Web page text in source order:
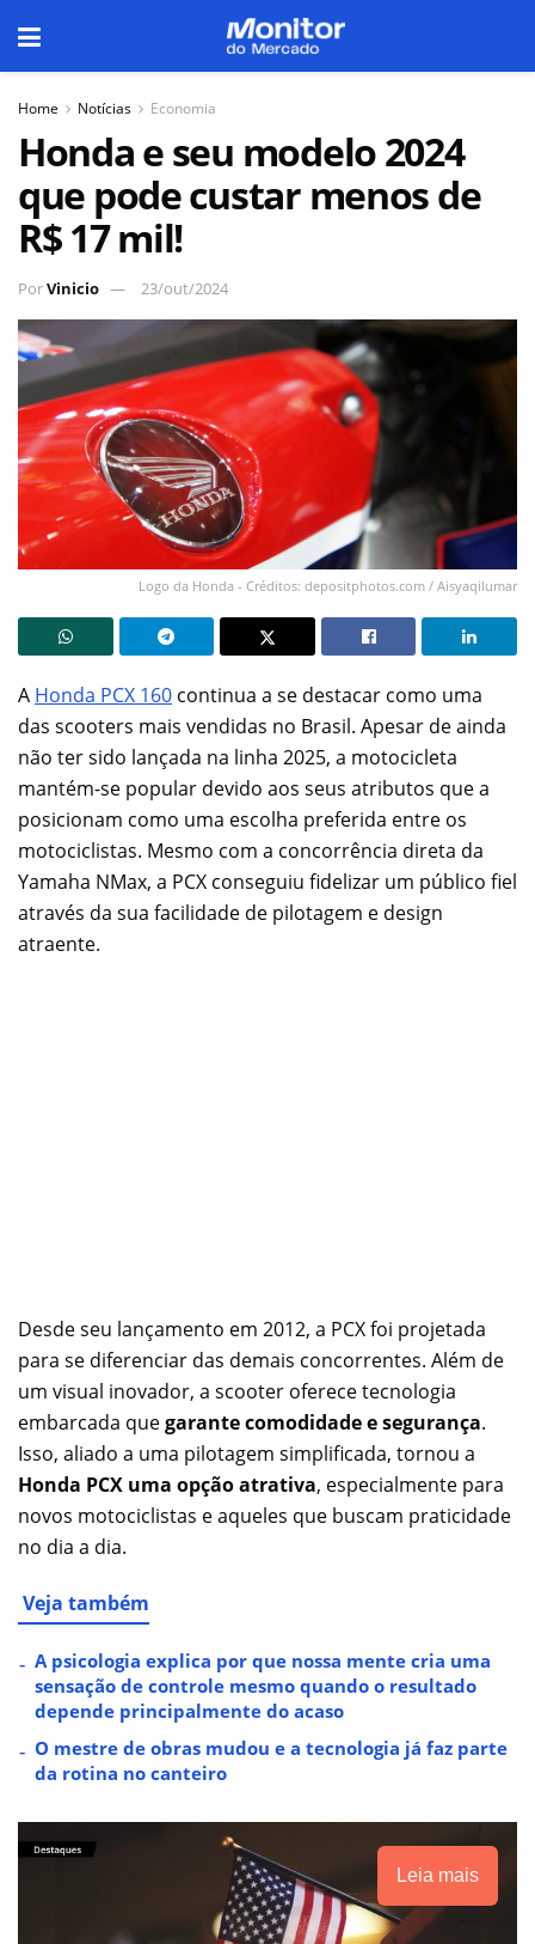
Home Notícias Economia
Honda e seu modelo 2024
que pode custar menos de
R$ 17 mil!
PorVinicio 23/out/2024
Logo da Honda - Créditos: depositphotos.com / Aisyaqilumar
A Honda PCX 160 continua a se destacar como uma
das scooters mais vendidas no Brasil. Apesar de ainda
não ter sido lançada na linha 2025, a motocicleta
mantém-se popular devido aos seus atributos que a
posicionam como uma escolha preferida entre os
motociclistas. Mesmo com a concorrência direta da
Yamaha NMax, a PCX conseguiu fidelizar um público fiel
através da sua facilidade de pilotagem e design
atraente.
Desde seu lançamento em 2012, a PCX foi projetada
para se diferenciar das demais concorrentes. Além de
um visual inovador, a scooter oferece tecnologia
embarcada quegarante comodidade e segurança.
Isso, aliado a uma pilotagem simplificada, tornou a
Honda PCX uma opção atrativa, especialmente para
novos motociclistas e aqueles que buscam praticidade
no dia a dia.
Veja também
A psicologia explica por que nossa mente cria uma
sensação de controle mesmo quando o resultado
depende principalmente do acaso
O mestre de obras mudou e a tecnologia já faz parte
da rotina no canteiro
Leia mais